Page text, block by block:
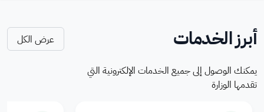
Arabia
السكنية للمدن السعودية
جودة الخدمات الرقمية
أبرز الخدمات عرض الكل
يمكنك الوصول إلى جميع الخدمات الإلكترونية التي
تقدمها الوزارة